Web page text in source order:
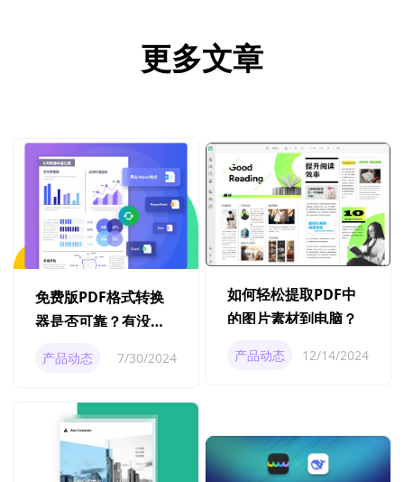
更多文章
免费版PDF格式转换
器是否可靠？有没有
器？
产品动态 7/30/2024
如何轻松提取PDF中
的图片素材到电脑？
产品动态 12/14/2024